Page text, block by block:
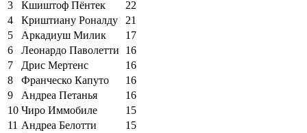
3 Кшиштоф Пёнтек
22
4
Криштиану Роналду
21
5
Аркадиуш Милик
17
6
Леонардо Паволетти
16
7
Дрис Мертенс
16
8
Франческо Капуто
16
9
Андреа Петанья
16
10 Чиро Иммобиле
15
11 Андреа Белотти
15